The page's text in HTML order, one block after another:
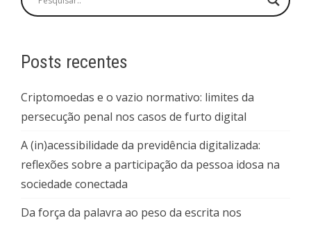
Posts recentes
Criptomoedas e o vazio normativo: limites da
persecução penal nos casos de furto digital
A (in)acessibilidade da previdência digitalizada:
reflexões sobre a participação da pessoa idosa na
sociedade conectada
Da força da palavra ao peso da escrita nos